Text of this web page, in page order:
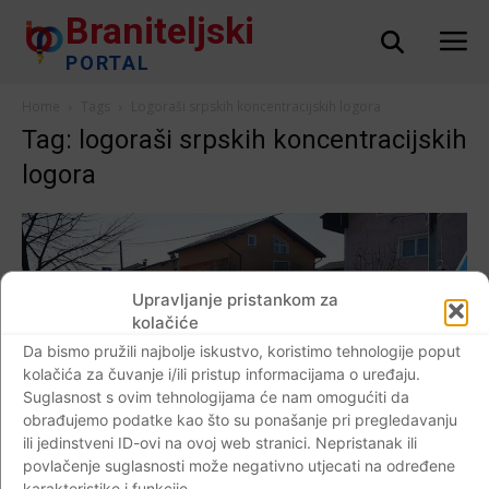
Upravljanje pristankom za
kolačiće
Da bismo pružili najbolje iskustvo, koristimo tehnologije poput
kolačića za čuvanje i/ili pristup informacijama o uređaju.
Suglasnost s ovim tehnologijama će nam omogućiti da
obrađujemo podatke kao što su ponašanje pri pregledavanju
ili jedinstveni ID-ovi na ovoj web stranici. Nepristanak ili
povlačenje suglasnosti može negativno utjecati na određene
Braniteljski
PORTAL
Tag: logoraši srpskih koncentracijskih
logora
AKTUALNO
Obilježena 30. godišnjica razmjene 69